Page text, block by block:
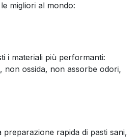
migliori al mondo:
i materiali più performanti:
non ossida, non assorbe odori,
rapida di pasti sani,